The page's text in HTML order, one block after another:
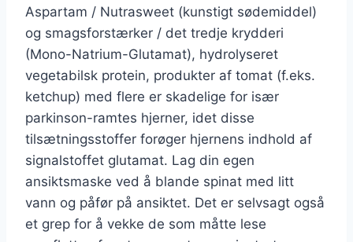
Aspartam / Nutrasweet (kunstigt sødemiddel)
og smagsforstærker / det tredje krydderi
(Mono-Natrium-Glutamat), hydrolyseret
vegetabilsk protein, produkter af tomat (f.eks.
ketchup) med flere er skadelige for især
parkinson-ramtes hjerner, idet disse
tilsætningsstoffer forøger hjernens indhold af
signalstoffet glutamat. Lag din egen
ansiktsmaske ved å blande spinat med litt
vann og påfør på ansiktet. Det er selvsagt også
et grep for å vekke de som måtte lese